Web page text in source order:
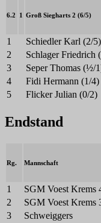
6.2 1 Groß Siegharts 2 (6/5)
1 Schiedler Karl (2/5)
2
Schlager Friedrich
3
Seper Thomas (½/
4
Fidi Hermann (1/4)
5
Flicker Julian (0/2)
Endstand
Rg. Mannschaft
1 SGM Voest Krems
2
SGM Voest Krems
3
Schweiggers